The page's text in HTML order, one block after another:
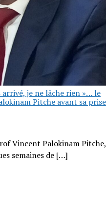
arrivé, je ne lâche rien »… le
Pitche avant sa prise
Vincent Palokinam Pitche,
semaines de […]